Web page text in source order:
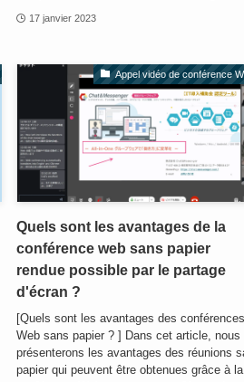
17 janvier 2023
Appel vidéo de conférence
Quels sont les avantages de la
conférence web sans papier
rendue possible par le partage
d'écran ?
[Quels sont les avantages des conférences
Web sans papier ? ] Dans cet article, nous
présenterons les avantages des réunions
papier qui peuvent être obtenues grâce à la